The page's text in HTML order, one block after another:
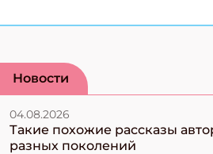
Новости
04.08.2026
Такие похожие рассказы
разных поколений